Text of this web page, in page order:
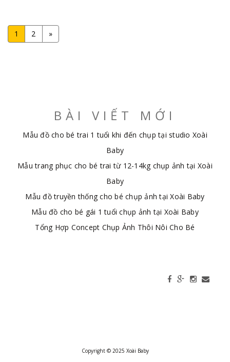
1 2 »
BÀI VIẾT MỚI
Mẫu đồ cho bé trai 1 tuổi khi đến chụp tại studio Xoài
Baby
Mẫu trang phục cho bé trai từ 12-14kg chụp ảnh tại Xoài
Baby
Mẫu đồ truyền thống cho bé chụp ảnh tại Xoài Baby
Mẫu đồ cho bé gái 1 tuổi chụp ảnh tại Xoài Baby
Tổng Hợp Concept Chụp Ảnh Thôi Nôi Cho Bé
Copyright © 2025 Xoài Baby